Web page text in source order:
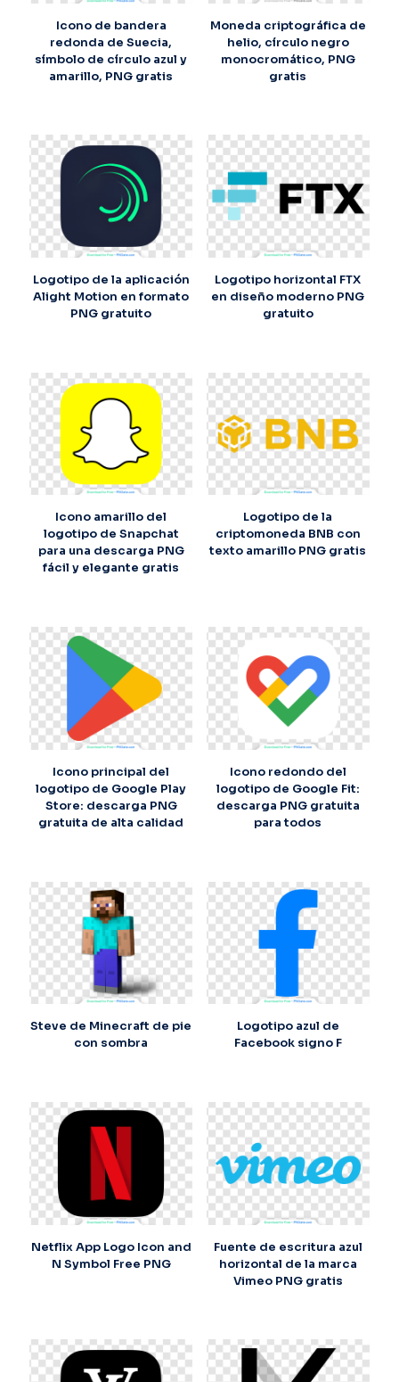
Icono de bandera
redonda de Suecia,
símbolo de círculo azul y
amarillo, PNG gratis
Moneda criptográfica de
helio, círculo negro
monocromático, PNG
gratis
Logotipo de la aplicación
Alight Motion en formato
PNG gratuito
Logotipo horizontal FTX
en diseño moderno PNG
gratuito
Icono amarillo del
logotipo de Snapchat
para una descarga PNG
fácil y elegante gratis
Logotipo de la
criptomoneda BNB con
texto amarillo PNG gratis
Icono principal del
logotipo de Google Play
Store: descarga PNG
gratuita de alta calidad
Icono redondo del
logotipo de Google Fit:
descarga PNG gratuita
para todos
Steve de Minecraft de pie
con sombra
Logotipo azul de
Facebook signo F
Netflix App Logo Icon and
N Symbol Free PNG
Fuente de escritura azul
horizontal de la marca
Vimeo PNG gratis